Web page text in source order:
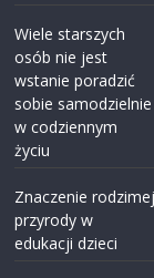
Wiele starszych
osób nie jest
wstanie poradzić
sobie samodzielnie
w codziennym
życiu
Znaczenie rodzimej
przyrody w
edukacji dzieci